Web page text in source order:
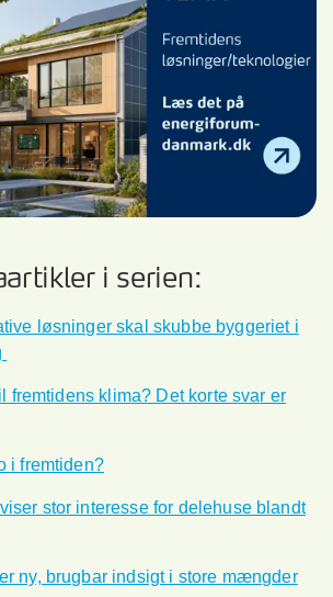
i serien:
løsninger skal skubbe byggeriet i
fremtidens klima? Det korte svar er
i fremtiden?
stor interesse for delehuse blandt
ny, brugbar indsigt i store mængder